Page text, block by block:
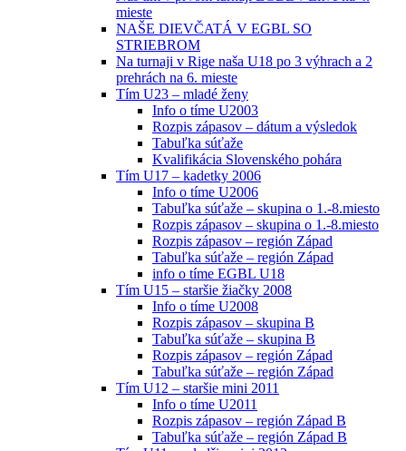
mieste
NAŠE DIEVČATÁ V EGBL SO
STRIEBROM
Na turnaji v Rige naša U18 po 3 výhrach a 2
prehrách na 6. mieste
Tím U23 – mladé ženy
Info o tíme U2003
Rozpis zápasov – dátum a výsledok
Tabuľka súťaže
Kvalifikácia Slovenského pohára
Tím U17 – kadetky 2006
Info o tíme U2006
Tabuľka súťaže – skupina o 1.-8.miesto
Rozpis zápasov – skupina o 1.-8.miesto
Rozpis zápasov – región Západ
Tabuľka súťaže – región Západ
info o tíme EGBL U18
Tím U15 – staršie žiačky 2008
Info o tíme U2008
Rozpis zápasov – skupina B
Tabuľka súťaže – skupina B
Rozpis zápasov – región Západ
Tabuľka súťaže – región Západ
Tím U12 – staršie mini 2011
Info o tíme U2011
Rozpis zápasov – región Západ B
Tabuľka súťaže – región Západ B